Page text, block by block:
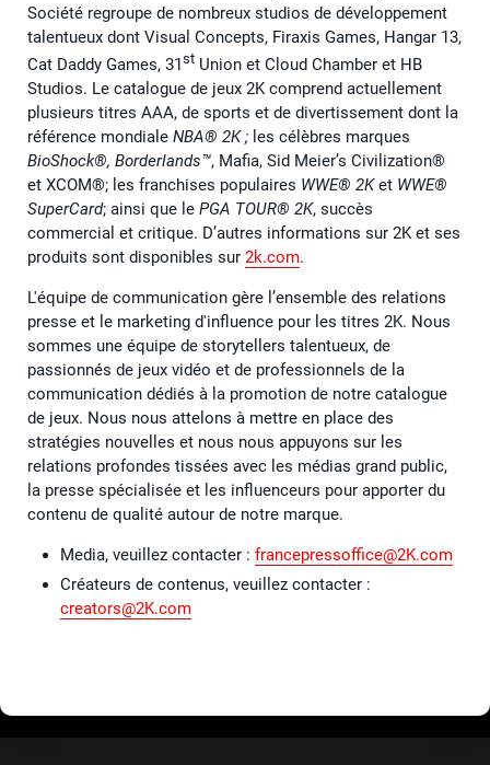
Société regroupe de nombreux studios de développement
talentueux dont Visual Concepts, Firaxis Games, Hangar 13,
Cat Daddy Games, 31st Union et Cloud Chamber et HB
Studios. Le catalogue de jeux 2K comprend actuellement
plusieurs titres AAA, de sports et de divertissement dont la
référence mondiale NBA® 2K ; les célèbres marques
BioShock®, Borderlands™, Mafia, Sid Meier’s Civilization®
et XCOM®; les franchises populaires WWE® 2Ket WWE®
SuperCard; ainsi que le PGA TOUR® 2K, succès
commercial et critique. D’autres informations sur 2K et ses
produits sont disponibles sur 2k.com.
L'équipe de communication gère l’ensemble des relations
presse et le marketing d'influence pour les titres 2K. Nous
sommes une équipe de storytellers talentueux, de
passionnés de jeux vidéo et de professionnels de la
communication dédiés à la promotion de notre catalogue
de jeux. Nous nous attelons à mettre en place des
stratégies nouvelles et nous nous appuyons sur les
relations profondes tissées avec les médias grand public,
la presse spécialisée et les influenceurs pour apporter du
contenu de qualité autour de notre marque.
Media, veuillez contacter : francepressoffice@2K.com
Créateurs de contenus, veuillez contacter :
creators@2K.com